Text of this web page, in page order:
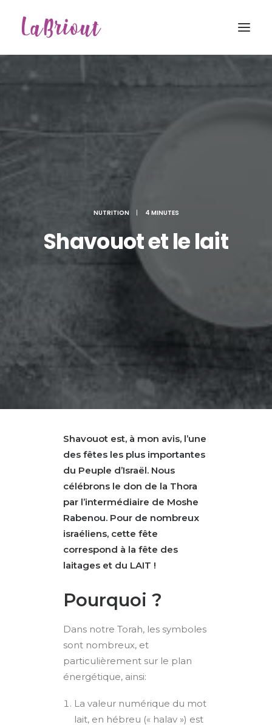
Recherche
NUTRITION | 4 MINUTES
Shavouot et le lait
Shavouot est, à mon avis, l’une
des fêtes les plus importantes
du Peuple d’Israël. Nous
célébrons le don de la Thora
par l’intermédiaire de Moshe
Rabenou. Pour de nombreux
israéliens, cette fête
correspond à la fête des
laitages et du LAIT !
Pourquoi ?
Dans notre Torah, les symboles
sont nombreux, et
particulièrement sur le plan
énergétique, ainsi:
La valeur numérique du mot
lait, en hébreu (« halav ») est